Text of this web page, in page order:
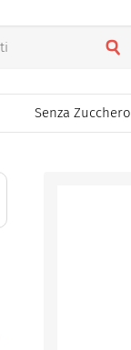
Senza Zucchero